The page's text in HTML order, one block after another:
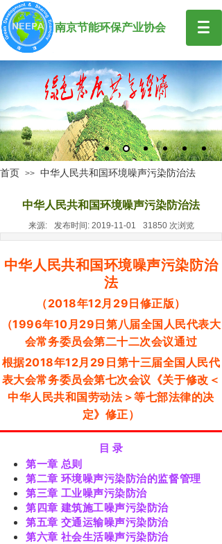
南京节能环保产业协会
首页 >> 中华人民共和国环境噪声污染防治法
中华人民共和国环境噪声污染防治法
来源: 发布时间: 2019-11-01 31850 次浏览
中华人民共和国环境噪声污染防治
法
（2018年12月29日修正版）
（1996年10月29日第八届全国人民代表大
会常务委员会第二十二次会议通过
根据2018年12月29日第十三届全国人民代
表大会常务委员会第七次会议《关于修改＜
中华人民共和国劳动法＞等七部法律的决
定》修正）
目 录
第一章 总则
第二章 环境噪声污染防治的监督管理
第三章 工业噪声污染防治
第四章 建筑施工噪声污染防治
第五章 交通运输噪声污染防治
第六章 社会生活噪声污染防治